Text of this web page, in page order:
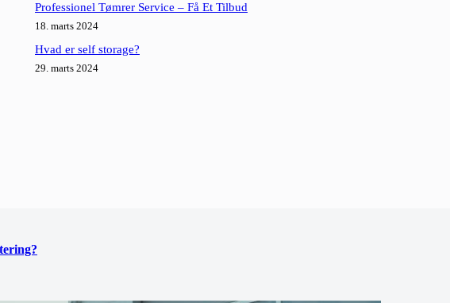
Professionel Tømrer Service – Få Et Tilbud
18. marts 2024
Hvad er self storage?
29. marts 2024